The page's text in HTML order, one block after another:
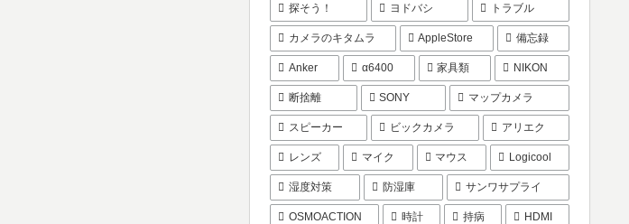
探そう！ ヨドバシ トラブル
カメラのキタムラ AppleStore 備忘録
Anker α6400 家具類 NIKON
断捨離 SONY マップカメラ
スピーカー ビックカメラ アリエク
レンズ マイク マウス Logicool
湿度対策 防湿庫 サンワサプライ
OSMOACTION 時計 持病 HDMI